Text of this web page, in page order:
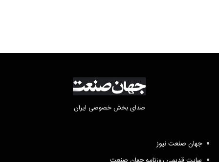
صدای بخش خصوصی ایران
جهان صنعت نیوز